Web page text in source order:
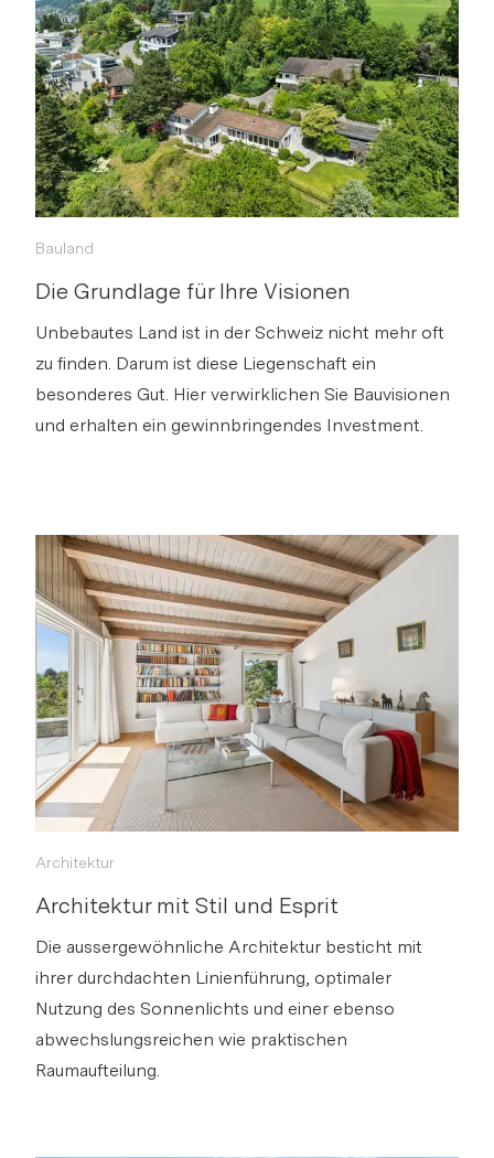
Bitte anmelden, um Merkliste zu
erstellen.
ein Zuhause, sondern auch Entwicklungspotenzial
mit einem unbebauten Teil der Parzelle von rund
1'200 m².
s
Bauland
Die Grundlage für Ihre Visionen
Unbebautes Land ist in der Schweiz nicht mehr oft
zu finden. Darum ist diese Liegenschaft ein
besonderes Gut. Hier verwirklichen Sie Bauvisionen
und erhalten ein gewinnbringendes Investment.
Architektur
Architektur mit Stil und Esprit
Die aussergewöhnliche Architektur besticht mit
ihrer durchdachten Linienführung, optimaler
Nutzung des Sonnenlichts und einer ebenso
abwechslungsreichen wie praktischen
Raumaufteilung.
Wohntraum mit Wintergarten und
Cheminée
Via Link
Link kopieren